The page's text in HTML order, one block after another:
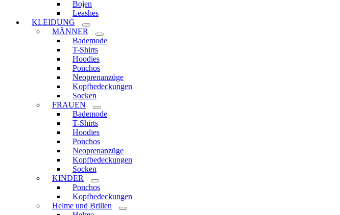
Bojen
Leashes
KLEIDUNG
MÄNNER
Bademode
T-Shirts
Hoodies
Ponchos
Neoprenanzüge
Kopfbedeckungen
Socken
FRAUEN
Bademode
T-Shirts
Hoodies
Ponchos
Neoprenanzüge
Kopfbedeckungen
Socken
KINDER
Ponchos
Kopfbedeckungen
Helme und Brillen